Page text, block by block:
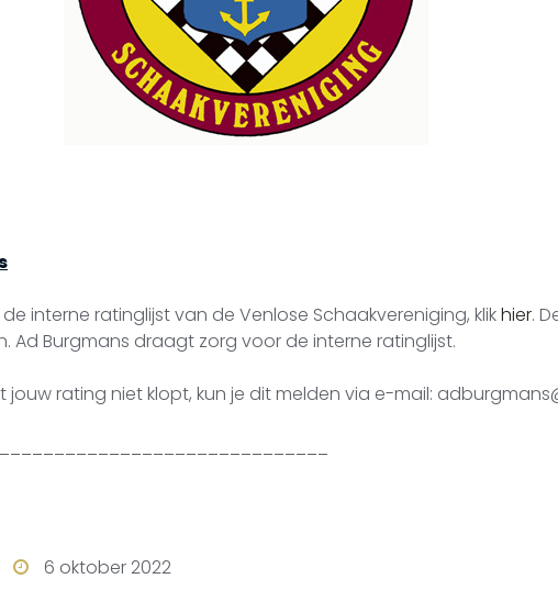
interne ratinglijst van de Venlose Schaakvereniging, klikhier.
Ad Burgmans draagt zorg voor de interne ratinglijst.
rating niet klopt, kun je dit melden via e-mail:
6 oktober 2022